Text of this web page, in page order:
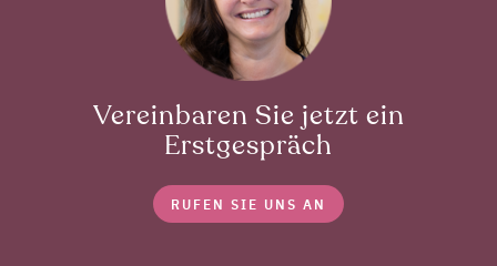
Vereinbaren Sie jetzt ein
Erstgespräch
RUFEN SIE UNS AN